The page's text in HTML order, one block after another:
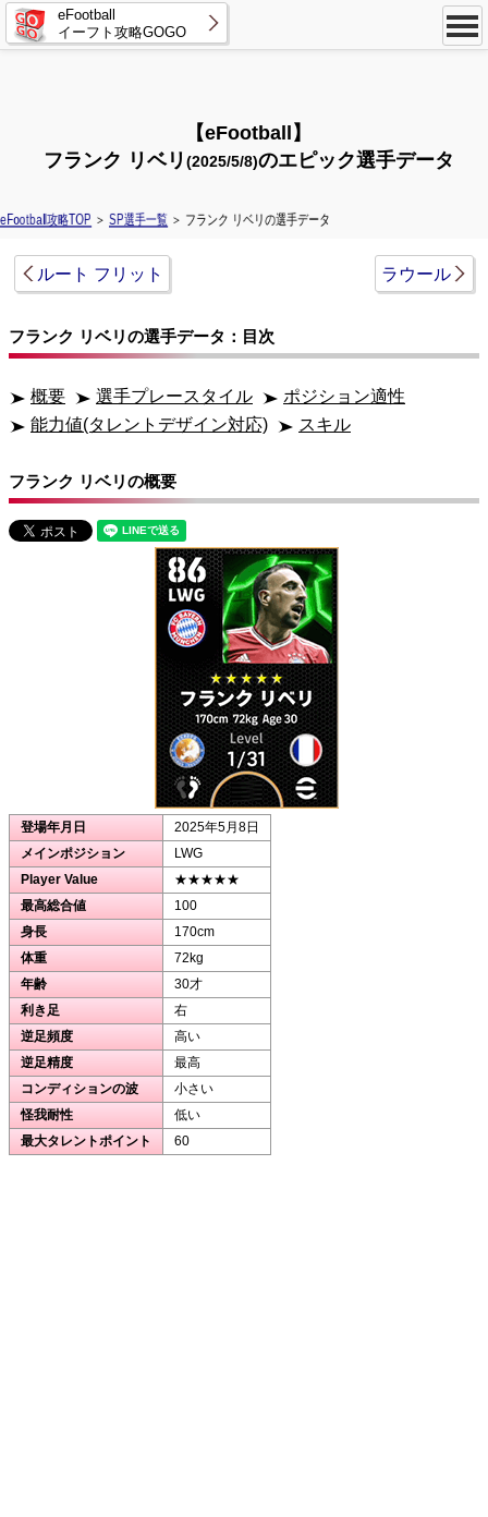
eFootball
イーフト攻略GOGO
【eFootball】
フランク リベリ (2025/5/8)のエピック選手データ
eFootball攻略TOP ＞ SP選手一覧 ＞ フランク リベリの選手データ
ルート フリット ラウール
フランク リベリの選手データ：目次
概要 選手プレースタイル
ポジション適性
能力値(タレントデザイン対応)
スキル
フランク リベリの概要
登場年月日
2025年5月8日
メインポジション
LWG
Player Value
★★★★★
最高総合値
100
身長
170cm
体重
72kg
年齢
30才
利き足
右
逆足頻度
高い
逆足精度
最高
コンディションの波
小さい
怪我耐性
低い
最大タレントポイント
60